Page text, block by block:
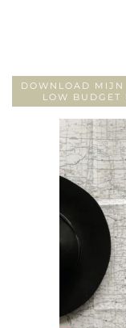
DOWNLOAD MIJN
LOW BUDGET